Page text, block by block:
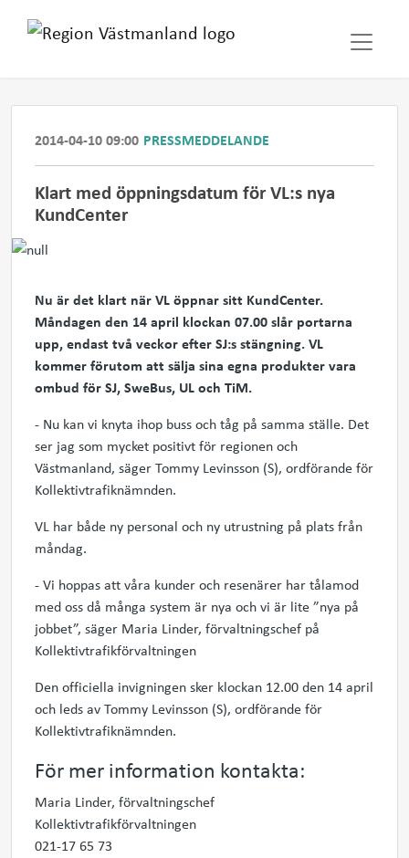
2014-04-10 09:00 PRESSMEDDELANDE
Klart med öppningsdatum för VL:s nya
KundCenter
Nu är det klart när VL öppnar sitt KundCenter.
Måndagen den 14 april klockan 07.00 slår portarna
upp, endast två veckor efter SJ:s stängning. VL
kommer förutom att sälja sina egna produkter vara
ombud för SJ, SweBus, UL och TiM.
- Nu kan vi knyta ihop buss och tåg på samma ställe. Det
ser jag som mycket positivt för regionen och
Västmanland, säger Tommy Levinsson (S), ordförande för
Kollektivtrafiknämnden.
VL har både ny personal och ny utrustning på plats från
måndag.
- Vi hoppas att våra kunder och resenärer har tålamod
med oss då många system är nya och vi är lite ”nya på
jobbet”, säger Maria Linder, förvaltningschef på
Kollektivtrafikförvaltningen
Den officiella invigningen sker klockan 12.00 den 14 april
och leds av Tommy Levinsson (S), ordförande för
Kollektivtrafiknämnden.
För mer information kontakta:
Maria Linder, förvaltningschef
Kollektivtrafikförvaltningen
021-17 65 73